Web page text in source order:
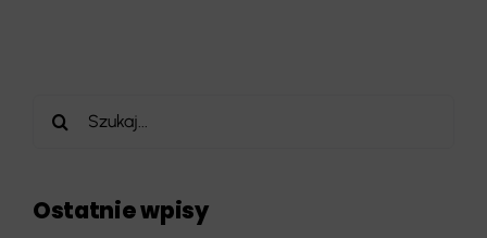
Szukaj
Ostatnie wpisy